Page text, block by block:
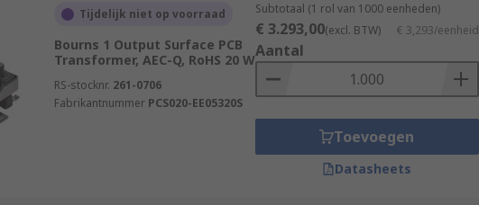
Tijdelijk niet op voorraad
Bourns 1 Output Surface PCB
Transformer, AEC-Q, RoHS 20 W
RS-stocknr. 261-0706
Fabrikantnummer PCS020-EE05320S
Subtotaal (1 rol van 1000 eenheden)
€ 3.293,00(excl. BTW) € 3,293/eenheid
Aantal
Toevoegen
Datasheets